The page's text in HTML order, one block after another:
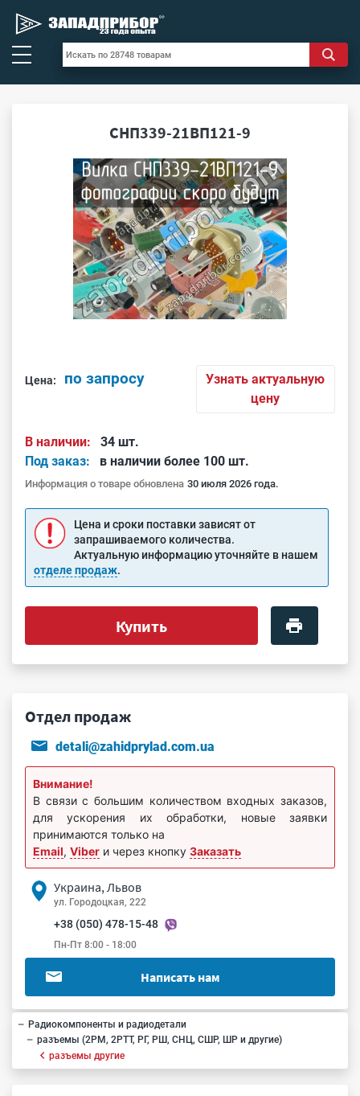
СНП339-21ВП121-9
Цена: по запросу
Узнать актуальную
цену
В наличии:
34 шт.
Под заказ:
в наличии более 100 шт.
Информация о товаре обновлена 30 июля 2026 года.
Цена и сроки поставки зависят от
запрашиваемого количества.
Актуальную информацию уточняйте в нашем
отделе продаж.
Купить
Отдел продаж
detali@zahidprylad.com.ua
Внимание!
В связи с большим количеством входных заказов,
для ускорения их обработки, новые заявки
принимаются только на
Email, Viber и через кнопку Заказать
Украина, Львов
ул. Городоцкая, 222
+38 (050) 478-15-48
Пн-Пт 8:00 - 18:00
Написать нам
Радиокомпоненты и радиодетали
разъемы (2РМ, 2РТТ, РГ, РШ, СНЦ, СШР, ШР и другие)
разъемы другие